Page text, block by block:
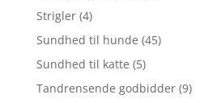
Strigler (4)
Sundhed til hunde (45)
Sundhed til katte (5)
Tandrensende godbidder (9)